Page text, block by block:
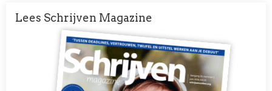
Lees Schrijven Magazine
Afbeelding